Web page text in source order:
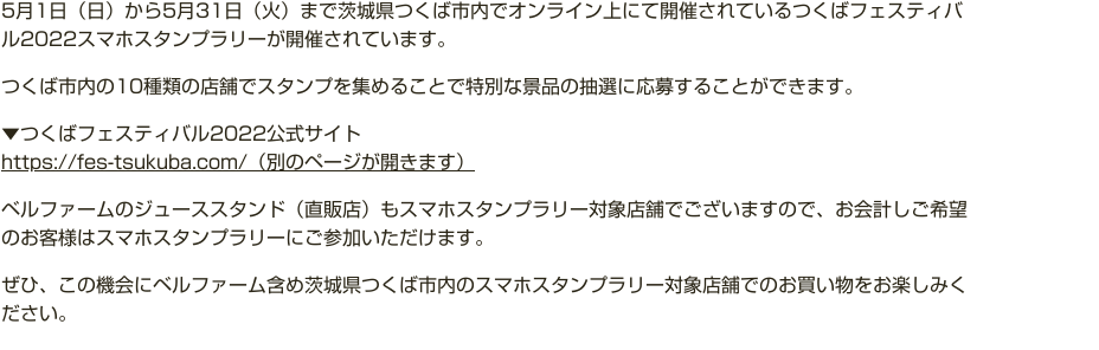
5月1日（日）から5月31日（火）まで茨城県つくば市内でオンライン上にて開催されているつくばフェスティバ
ル2022スマホスタンプラリーが開催されています。
つくば市内の10種類の店舗でスタンプを集めることで特別な景品の抽選に応募することができます。
▼つくばフェスティバル2022公式サイト
https://fes-tsukuba.com/（別のページが開きます）
ベルファームのジューススタンド（直販店）もスマホスタンプラリー対象店舗でございますので、お会計しご希望
のお客様はスマホスタンプラリーにご参加いただけます。
ぜひ、この機会にベルファーム含め茨城県つくば市内のスマホスタンプラリー対象店舗でのお買い物をお楽しみく
ださい。